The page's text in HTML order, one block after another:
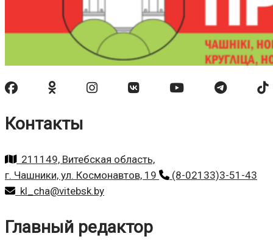
Контакты
211149, Витебская область,
г. Чашники, ул. Космонавтов, 19
(8-02133)3-51-43
kl_cha@vitebsk.by
Главный редактор